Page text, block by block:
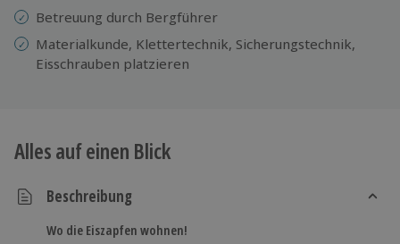
Betreuung durch Bergführer
Materialkunde, Klettertechnik, Sicherungstechnik,
Eisschrauben platzieren
Alles auf einen Blick
Beschreibung
Wo die Eiszapfen wohnen!